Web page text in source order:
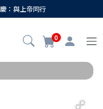
：與上帝同行
0